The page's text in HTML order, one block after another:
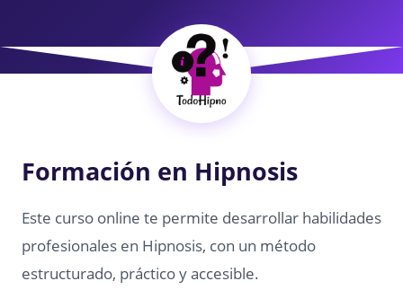
Formación en Hipnosis
Este curso online te permite desarrollar habilidades
profesionales en Hipnosis, con un método
estructurado, práctico y accesible.